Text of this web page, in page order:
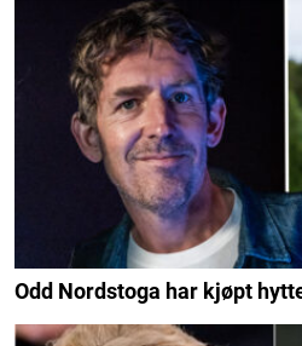
Odd Nordstoga har kjøpt